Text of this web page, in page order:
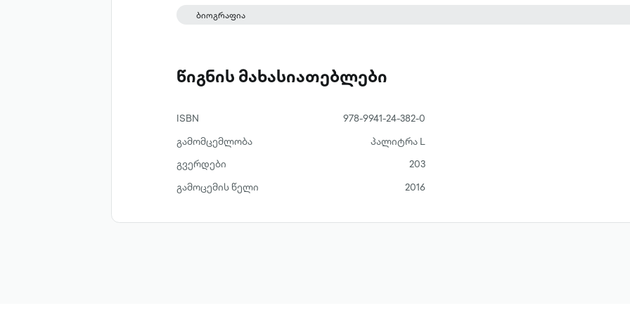
ბიოგრაფია
წიგნის მახასიათებლები
ISBN
978-9941-24-382-0
გამომცემლობა
პალიტრა L
გვერდები
203
გამოცემის წელი
2016